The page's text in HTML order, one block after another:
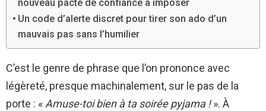
nouveau pacte de confiance à imposer
Un code d’alerte discret pour tirer son ado d’un
mauvais pas sans l’humilier
C’est le genre de phrase que l’on prononce avec
légèreté, presque machinalement, sur le pas de la
porte : «Amuse-toi bien à ta soirée pyjama !». À